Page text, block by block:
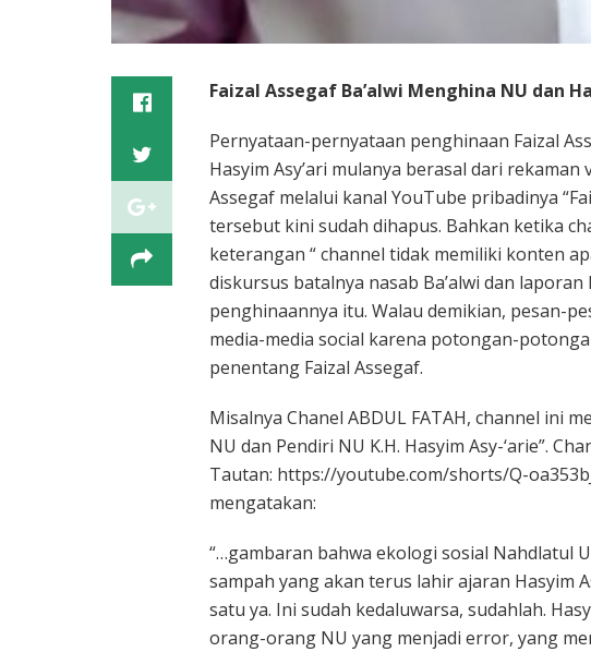
Faizal Assegaf Ba’alwi Menghina NU dan
Pernyataan-pernyataan penghinaan Faizal
Hasyim Asy’ari mulanya berasal dari
Assegaf melalui kanal YouTube pribadinya
tersebut kini sudah dihapus. Bahkan ketika
keterangan “ channel tidak memiliki konten
diskursus batalnya nasab Ba’alwi dan
penghinaannya itu. Walau demikian, pesan-
media-media social karena potongan-
penentang Faizal Assegaf.
Misalnya Chanel ABDUL FATAH, channel ini
NU dan Pendiri NU K.H. Hasyim Asy-‘arie”.
Tautan: https://youtube.com/shorts/Q-
mengatakan:
“…gambaran bahwa ekologi sosial Nahdlatul
sampah yang akan terus lahir ajaran Hasyim
satu ya. Ini sudah kedaluwarsa, sudahlah.
orang-orang NU yang menjadi error, yang